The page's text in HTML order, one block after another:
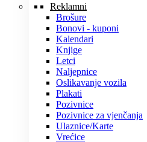
Reklamni
Brošure
Bonovi - kuponi
Kalendari
Knjige
Letci
Naljepnice
Oslikavanje vozila
Plakati
Pozivnice
Pozivnice za vjenčanja
Ulaznice/Karte
Vrećice